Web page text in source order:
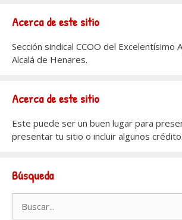
Acerca de este sitio
Sección sindical CCOO del Excelentísimo
Alcalá de Henares.
Acerca de este sitio
Este puede ser un buen lugar para
presentar tu sitio o incluir algunos
Búsqueda